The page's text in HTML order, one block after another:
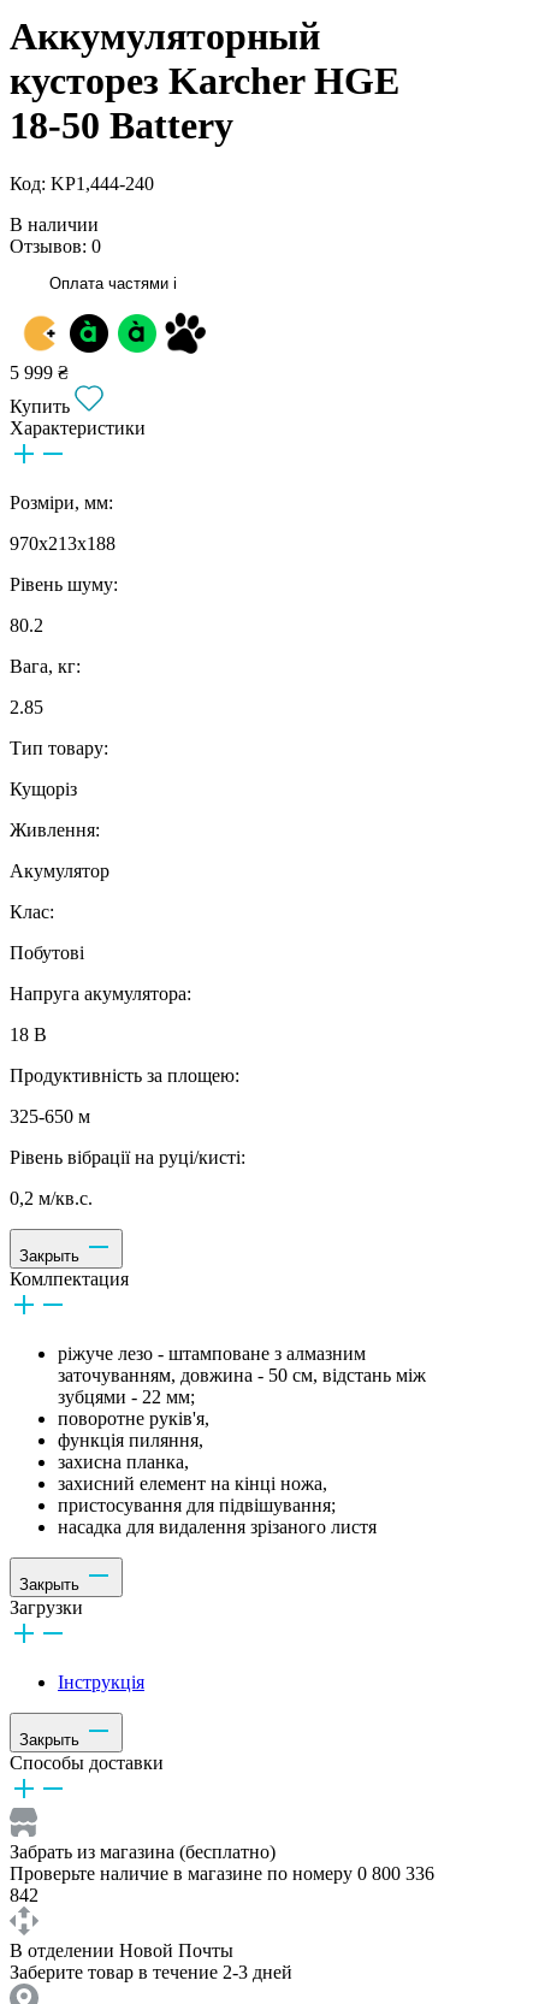
Аккумуляторный
кусторез Karcher HGE
18-50 Battery
Код: KP1,444-240
В наличии
Отзывов: 0
Оплата частями i
5 999 ₴
Купить
Характеристики
Розміри, мм:
970x213x188
Рівень шуму:
80.2
Вага, кг:
2.85
Тип товару:
Кущоріз
Живлення:
Акумулятор
Клас:
Побутові
Напруга акумулятора:
18 В
Продуктивність за площею:
325-650 м
Рівень вібрації на руці/кисті:
0,2 м/кв.с.
Закрыть
Комлпектация
ріжуче лезо - штамповане з алмазним
заточуванням, довжина - 50 см, відстань між
зубцями - 22 мм;
поворотне руків'я,
функція пиляння,
захисна планка,
захисний елемент на кінці ножа,
пристосування для підвішування;
насадка для видалення зрізаного листя
Закрыть
Загрузки
Інструкція
Закрыть
Способы доставки
Забрать из магазина (бесплатно)
Проверьте наличие в магазине по номеру 0 800 336
842
В отделении Новой Почты
Заберите товар в течение 2-3 дней